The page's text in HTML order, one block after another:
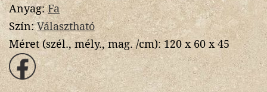
Anyag:Fa
Szín:Választható
Méret (szél., mély., mag. /cm):120 x 60 x 45